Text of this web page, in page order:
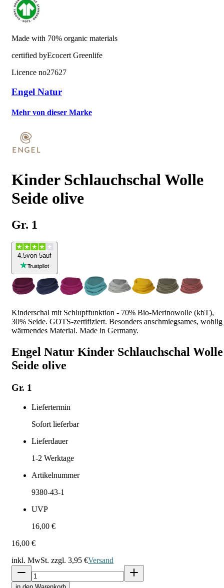
Made with 70% organic materials
certified byEcocert Greenlife
Licence no27627
Engel Natur
Mehr von dieser Marke
Kinder Schlauchschal Wolle
Seide olive
Gr. 1
4.5von 5auf
Kinderschal mit Schlupffunktion - 70% Bio-Merinowolle (kbT),
30% Seide. GOTS-zertifiziert. Besonders anschmiegsames, wohlig
wärmendes Material. Made in Germany.
Engel Natur Kinder Schlauchschal Wolle
Seide olive
Gr. 1
Liefertermin
Sofort lieferbar
Lieferdauer
1-2 Werktage
Artikelnummer
9380-43-1
UVP
16,00 €
16,00 €
inkl. MwSt. zzgl. 3,95 €Versand